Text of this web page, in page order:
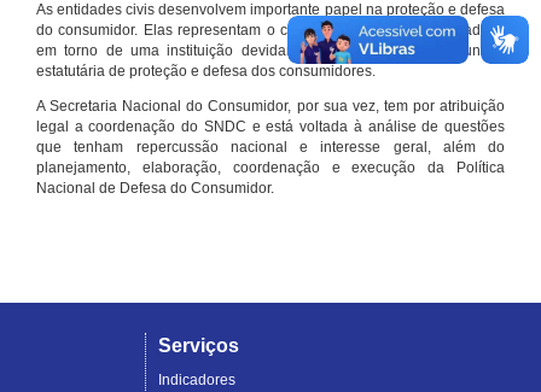
As entidades civis desenvolvem importante papel na proteção e defesa
do consumidor. Elas representam o conjunto organizado de cidadãos
em torno de uma instituição devidamente registrada e com função
estatutária de proteção e defesa dos consumidores.
A Secretaria Nacional do Consumidor, por sua vez, tem por atribuição
legal a coordenação do SNDC e está voltada à análise de questões
que tenham repercussão nacional e interesse geral, além do
planejamento, elaboração, coordenação e execução da Política
Nacional de Defesa do Consumidor.
Serviços
Indicadores